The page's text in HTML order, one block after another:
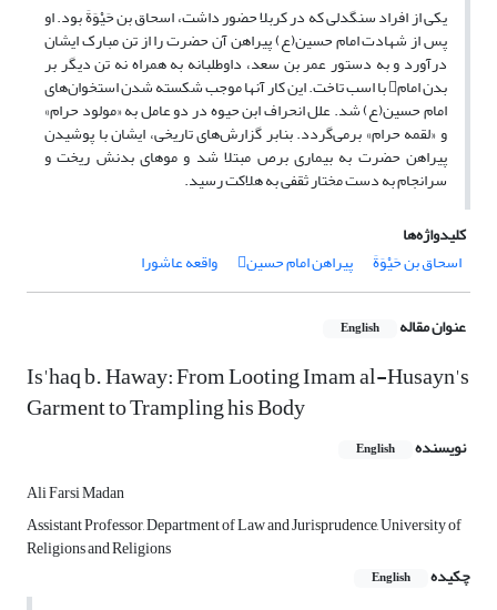
یکی از افراد سنگدلی که در کربلا حضور داشت، اسحاق بن‏ حَیْوَةَ بود. او
پس از شهادت امام حسین(ع) پیراهن آن حضرت را از تن مبارک ایشان
درآورد و به دستور عمر بن سعد، داوطلبانه به همراه نه تن دیگر بر
بدن امام با اسب تاخت. این کار آنها موجب شکسته شدن استخوان‌های
امام حسین(ع) شد. علل انحراف ابن حیوه در دو عامل به «مولود حرام»
و «لقمه حرام» برمی‌گردد. بنابر گزارش‌های تاریخی، ایشان با پوشیدن
پیراهن حضرت به بیماری برص مبتلا شد و موهای بدنش ریخت و
سرانجام به دست مختار ثقفی به هلاکت رسید.
کلیدواژه‌ها
اسحاق بن حَیْوَةَ
پیراهن امام حسین واقعه عاشورا
عنوان مقاله English
Is'haq b. Haway: From Looting Imam al-Husayn's
Garment to Trampling his Body
نویسنده English
Ali Farsi Madan
Assistant Professor, Department of Law and Jurisprudence, University of
Religions and Religions
چکیده
English